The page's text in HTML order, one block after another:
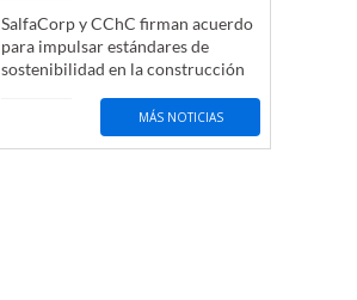
SalfaCorp y CChC firman acuerdo
para impulsar estándares de
sostenibilidad en la construcción
MÁS NOTICIAS